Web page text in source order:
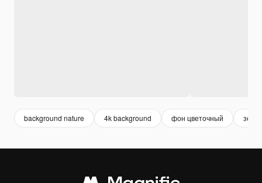
background nature 4k background фон цветочный